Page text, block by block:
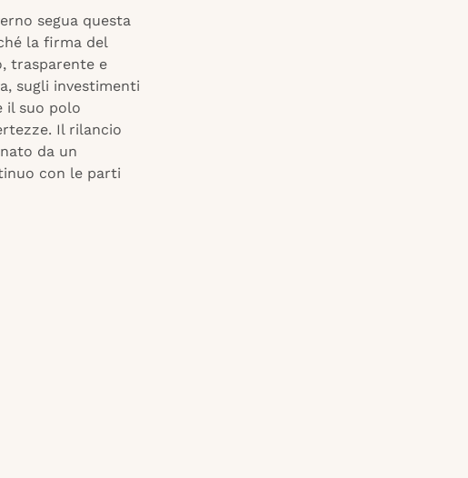
segua questa
la firma del
trasparente e
sugli investimenti
il suo polo
Il rilancio
da un
con le parti